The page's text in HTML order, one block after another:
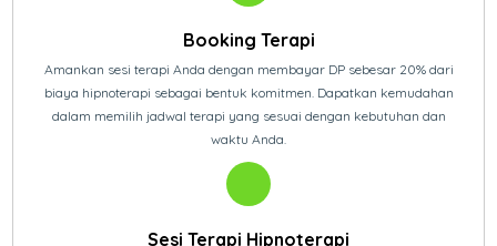
Booking Terapi
Amankan sesi terapi Anda dengan membayar DP sebesar 20% dari
biaya hipnoterapi sebagai bentuk komitmen. Dapatkan kemudahan
dalam memilih jadwal terapi yang sesuai dengan kebutuhan dan
waktu Anda.
Sesi Terapi Hipnoterapi